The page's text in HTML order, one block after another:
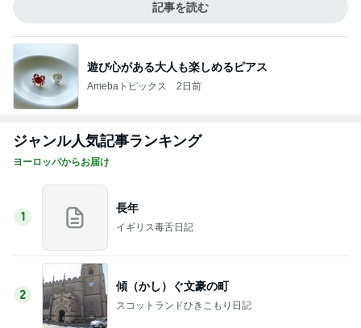
記事を読む
遊び心がある大人も楽しめるピアス
Amebaトピックス 2日前
ジャンル人気記事ランキング
ヨーロッパからお届け
1
長年
イギリス毒舌日記
2
傾（かし）ぐ文豪の町
スコットランドひきこもり日記